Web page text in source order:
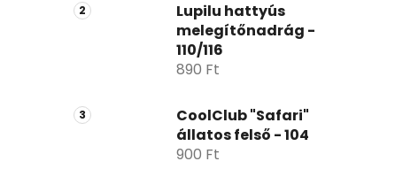
p
l
Lupilu hattyús
melegítőnadrág -
110/116
890 Ft
CoolClub "Safari"
állatos felső - 104
900 Ft